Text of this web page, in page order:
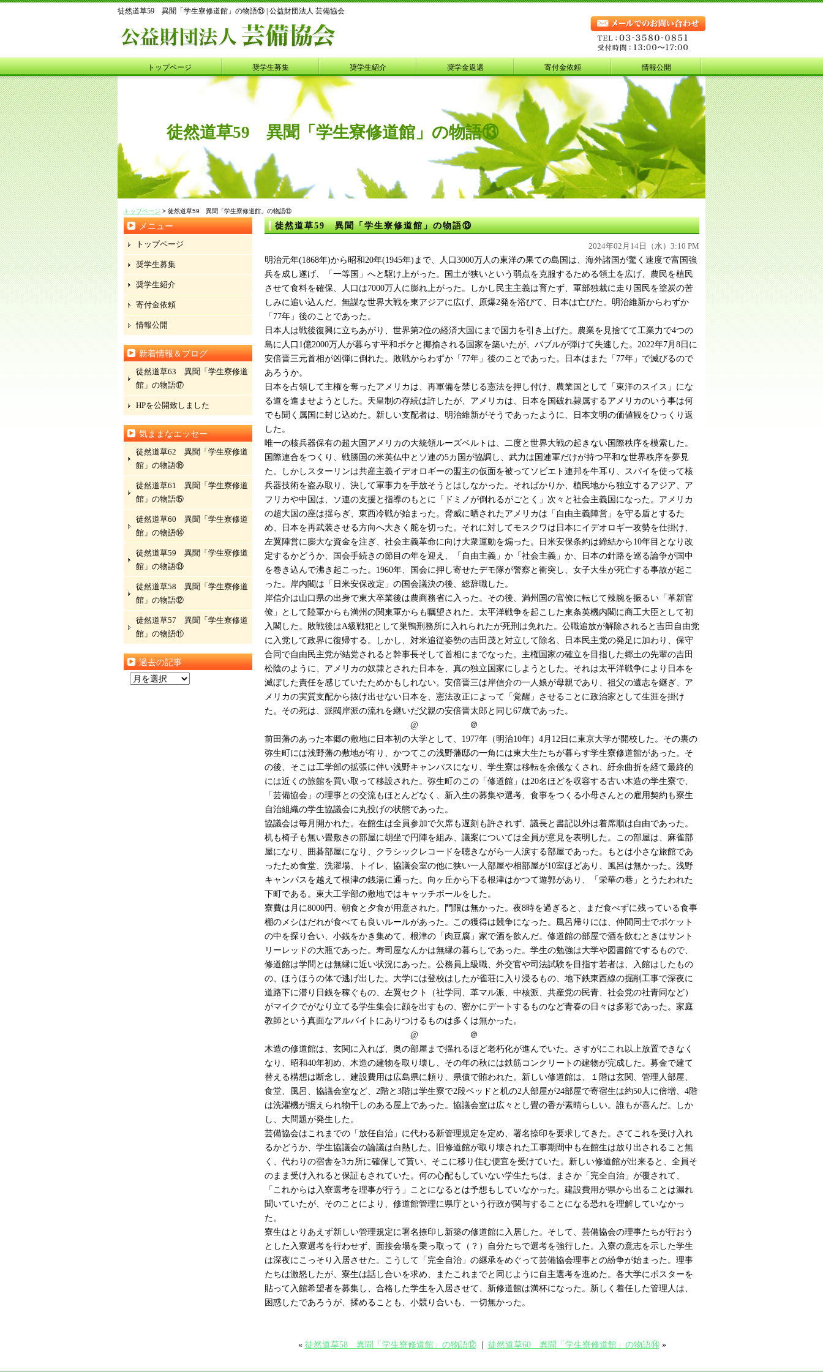
徒然道草59 異聞「学生寮修道館」の物語⑬ | 公益財団法人 芸備協会
トップページ 奨学生募集 奨学生紹介 奨学金返還 寄付金依頼 情報公開
徒然道草59 異聞「学生寮修道館」の物語⑬
トップページ > 徒然道草59 異聞「学生寮修道館」の物語⑬
徒然道草59 異聞「学生寮修道館」の物語⑬
2024年02月14日（水）3:10 PM
明治元年(1868年)から昭和20年(1945年)まで、人口3000万人の東洋の果ての島国は、海外諸国が驚く速度で富国強
兵を成し遂げ、「一等国」へと駆け上がった。国土が狭いという弱点を克服するためる領土を広げ、農民を植民
させて食料を確保、人口は7000万人に膨れ上がった。しかし民主主義は育たず、軍部独裁に走り国民を塗炭の苦
しみに追い込んだ。無謀な世界大戦を東アジアに広げ、原爆2発を浴びて、日本は亡びた。明治維新からわずか
「77年」後のことであった。
日本人は戦後復興に立ちあがり、世界第2位の経済大国にまで国力を引き上げた。農業を見捨てて工業力で4つの
島に人口1億2000万人が暮らす平和ボケと揶揄される国家を築いたが、バブルが弾けて失速した。2022年7月8日に
安倍晋三元首相が凶弾に倒れた。敗戦からわずか「77年」後のことであった。日本はまた「77年」で滅びるので
あろうか。
日本を占領して主権を奪ったアメリカは、再軍備を禁じる憲法を押し付け、農業国として「東洋のスイス」にな
る道を進ませようとした。天皇制の存続は許したが、アメリカは、日本を国破れ隷属するアメリカのいう事は何
でも聞く属国に封じ込めた。新しい支配者は、明治維新がそうであったように、日本文明の価値観をひっくり返
した。
唯一の核兵器保有の超大国アメリカの大統領ルーズベルトは、二度と世界大戦の起きない国際秩序を模索した。
国際連合をつくり、戦勝国の米英仏中とソ連の5カ国が協調し、武力は国連軍だけが持つ平和な世界秩序を夢見
た。しかしスターリンは共産主義イデオロギーの盟主の仮面を被ってソビエト連邦を牛耳り、スパイを使って核
兵器技術を盗み取り、決して軍事力を手放そうとはしなかった。そればかりか、植民地から独立するアジア、ア
フリカや中国は、ソ連の支援と指導のもとに「ドミノが倒れるがごとく」次々と社会主義国になった。アメリカ
の超大国の座は揺らぎ、東西冷戦が始まった。脅威に晒されたアメリカは「自由主義陣営」を守る盾とするた
め、日本を再武装させる方向へ大きく舵を切った。それに対してモスクワは日本にイデオロギー攻勢を仕掛け、
左翼陣営に膨大な資金を注ぎ、社会主義革命に向け大衆運動を煽った。日米安保条約は締結から10年目となり改
定するかどうか、国会手続きの節目の年を迎え、「自由主義」か「社会主義」か、日本の針路を巡る論争が国中
を巻き込んで沸き起こった。1960年、国会に押し寄せたデモ隊が警察と衝突し、女子大生が死亡する事故が起こ
った。岸内閣は「日米安保改定」の国会議決の後、総辞職した。
岸信介は山口県の出身で東大卒業後は農商務省に入った。その後、満州国の官僚に転じて辣腕を振るい「革新官
僚」として陸軍からも満州の関東軍からも嘱望された。太平洋戦争を起こした東条英機内閣に商工大臣として初
入閣した。敗戦後はA級戦犯として巣鴨刑務所に入れられたが死刑は免れた。公職追放が解除されると吉田自由党
に入党して政界に復帰する。しかし、対米追従姿勢の吉田茂と対立して除名、日本民主党の発足に加わり、保守
合同で自由民主党が結党されると幹事長そして首相にまでなった。主権国家の確立を目指した郷土の先輩の吉田
松陰のように、アメリカの奴隷とされた日本を、真の独立国家にしようとした。それは太平洋戦争により日本を
滅ぼした責任を感じていたためかもしれない。安倍晋三は岸信介の一人娘が母親であり、祖父の遺志を継ぎ、ア
メリカの実質支配から抜け出せない日本を、憲法改正によって「覚醒」させることに政治家として生涯を掛け
た。その死は、派閥岸派の流れを継いだ父親の安倍晋太郎と同じ67歳であった。
@ ＠
前田藩のあった本郷の敷地に日本初の大学として、1977年（明治10年）4月12日に東京大学が開校した。その裏の
弥生町には浅野藩の敷地が有り、かつてこの浅野藩邸の一角には東大生たちが暮らす学生寮修道館があった。そ
の後、そこは工学部の拡張に伴い浅野キャンパスになり、学生寮は移転を余儀なくされ、紆余曲折を経て最終的
には近くの旅館を買い取って移設された。弥生町のこの「修道館」は20名ほどを収容する古い木造の学生寮で、
「芸備協会」の理事との交流もほとんどなく、新入生の募集や選考、食事をつくる小母さんとの雇用契約も寮生
自治組織の学生協議会に丸投げの状態であった。
協議会は毎月開かれた。在館生は全員参加で欠席も遅刻も許されず、議長と書記以外は着席順は自由であった。
机も椅子も無い畳敷きの部屋に胡坐で円陣を組み、議案については全員が意見を表明した。この部屋は、麻雀部
屋になり、囲碁部屋になり、クラシックレコードを聴きながら一人涙する部屋であった。もとは小さな旅館であ
ったため食堂、洗濯場、トイレ、協議会室の他に狭い一人部屋や相部屋が10室ほどあり、風呂は無かった。浅野
キャンパスを越えて根津の銭湯に通った。向ヶ丘から下る根津はかつて遊郭があり、「栄華の巷」とうたわれた
下町である。東大工学部の敷地ではキャッチボールをした。
寮費は月に8000円、朝食と夕食が用意された。門限は無かった。夜8時を過ぎると、まだ食べずに残っている食事
棚のメシはだれが食べても良いルールがあった。この獲得は競争になった。風呂帰りには、仲間同士でポケット
の中を探り合い、小銭をかき集めて、根津の「肉豆腐」家で酒を飲んだ。修道館の部屋で酒を飲むときはサント
リーレッドの大瓶であった。寿司屋なんかは無縁の暮らしであった。学生の勉強は大学や図書館でするもので、
修道館は学問とは無縁に近い状況にあった。公務員上級職、外交官や司法試験を目指す若者は、入館はしたもの
の、ほうほうの体で逃げ出した。大学には登校はしたが雀荘に入り浸るもの、地下鉄東西線の掘削工事で深夜に
道路下に潜り日銭を稼ぐもの、左翼セクト（社学同、革マル派、中核派、共産党の民青、社会党の社青同など）
がマイクでがなり立てる学生集会に顔を出すもの、密かにデートするものなど青春の日々は多彩であった。家庭
教師という真面なアルバイトにありつけるものは多くは無かった。
@ ＠
木造の修道館は、玄関に入れば、奥の部屋まで揺れるほど老朽化が進んでいた。さすがにこれ以上放置できなく
なり、昭和40年初め、木造の建物を取り壊し、その年の秋には鉄筋コンクリートの建物が完成した。募金で建て
替える構想は断念し、建設費用は広島県に頼り、県債で賄われた。新しい修道館は、１階は玄関、管理人部屋、
食堂、風呂、協議会室など、2階と3階は学生寮で2段ベッドと机の2人部屋が24部屋で寄宿生は約50人に倍増、4階
は洗濯機が据えられ物干しのある屋上であった。協議会室は広々とし畳の香が素晴らしい。誰もが喜んだ。しか
し、大問題が発生した。
芸備協会はこれまでの「放任自治」に代わる新管理規定を定め、署名捺印を要求してきた。さてこれを受け入れ
るかどうか、学生協議会の論議は白熱した。旧修道館が取り壊された工事期間中も在館生は放り出されること無
く、代わりの宿舎を3カ所に確保して貰い、そこに移り住む便宜を受けていた。新しい修道館が出来ると、全員そ
のまま受け入れると保証もされていた。何の心配もしていない学生たちは、まさか「完全自治」が覆されて、
「これからは入寮選考を理事が行う」ことになるとは予想もしていなかった。建設費用が県から出ることは漏れ
聞いていたが、そのことにより、修道館管理に県庁という行政が関与することになる恐れを理解していなかっ
た。
寮生はとりあえず新しい管理規定に署名捺印し新築の修道館に入居した。そして、芸備協会の理事たちが行おう
とした入寮選考を行わせず、面接会場を乗っ取って（？）自分たちで選考を強行した。入寮の意志を示した学生
は深夜にこっそり入居させた。こうして「完全自治」の継承をめぐって芸備協会理事との紛争が始まった。理事
たちは激怒したが、寮生は話し合いを求め、またこれまでと同じように自主選考を進めた。各大学にポスターを
貼って入館希望者を募集し、合格した学生を入居させて、新修道館は満杯になった。新しく着任した管理人は、
困惑したであろうが、揉めることも、小競り合いも、一切無かった。
« 徒然道草58 異聞「学生寮修道館」の物語⑫| 徒然道草60 異聞「学生寮修道館」の物語⑭»
メニュー
トップページ
奨学生募集
奨学生紹介
寄付金依頼
情報公開
新着情報＆ブログ
徒然道草63 異聞「学生寮修道
館」の物語⑰
HPを公開致しました
気ままなエッセー
徒然道草62 異聞「学生寮修道
館」の物語⑯
徒然道草61 異聞「学生寮修道
館」の物語⑮
徒然道草60 異聞「学生寮修道
館」の物語⑭
徒然道草59 異聞「学生寮修道
館」の物語⑬
徒然道草58 異聞「学生寮修道
館」の物語⑫
徒然道草57 異聞「学生寮修道
館」の物語⑪
過去の記事